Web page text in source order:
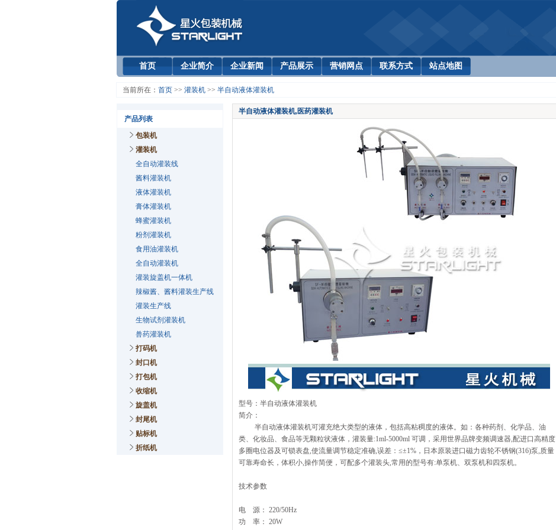
首页 企业简介 企业新闻 产品展示 营销网点 联系方式 站点地图
当前所在： 首页 >> 灌装机 >> 半自动液体灌装机
产品列表
包装机
灌装机
全自动灌装线
酱料灌装机
液体灌装机
膏体灌装机
蜂蜜灌装机
粉剂灌装机
食用油灌装机
全自动灌装机
灌装旋盖机一体机
辣椒酱、酱料灌装生产线
灌装生产线
生物试剂灌装机
兽药灌装机
打码机
封口机
打包机
收缩机
旋盖机
封尾机
贴标机
折纸机
半自动液体灌装机,医药灌装机
型号：半自动液体灌装机
简介：
半自动液体灌装机可灌充绝大类型的液体，包括高粘稠度的液体。如：各种药剂、化学品、油
类、化妆品、食品等无颗粒状液体，灌装量:1ml-5000ml 可调，采用世界品牌变频调速器,配进口高精度
多圈电位器及可锁表盘,使流量调节稳定准确,误差：≤±1%，日本原装进口磁力齿轮不锈钢(316)泵,质量
可靠寿命长，体积小,操作简便，可配多个灌装头,常用的型号有:单泵机、双泵机和四泵机。
技术参数
电 源： 220/50Hz
功 率： 20W